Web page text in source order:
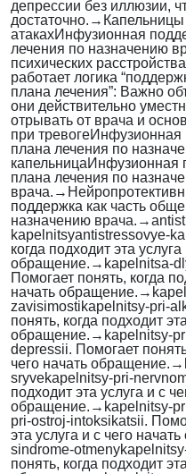
депрессии без иллюзии,
достаточно. →
атакахИнфузионная
лечения по назначению
психических
работает логика
плана лечения”: Важно
они действительно
отрывать от врача и
при тревогеИнфузионная
плана лечения по
капельницаИнфузионная
плана лечения по
врача. →
поддержка как часть
назначению врача. →
kapelnitsyantistressovye-
когда подходит эта
обращение. → kapelnitsa-
Помогает понять, когда
начать обращение. →
zavisimostikapelnitsy-pri-
понять, когда подходит
обращение. → kapelnitsy-
depressii. Помогает
чего начать обращение. →
sryvekapelnitsy-pri-
подходит эта услуга и с
обращение. → kapelnitsy-
pri-ostroj-intoksikatsii.
эта услуга и с чего
sindrome-otmeny
понять, когда подходит